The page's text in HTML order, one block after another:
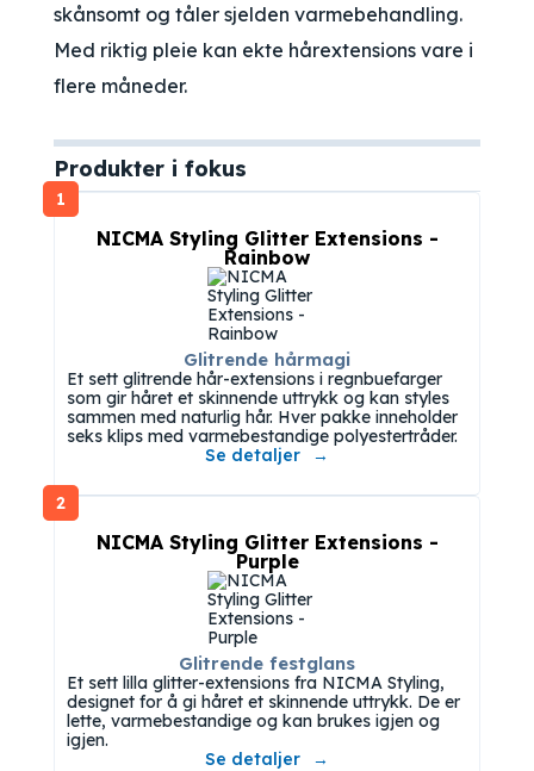
skånsomt og tåler sjelden varmebehandling.
Med riktig pleie kan ekte hårextensions vare i
flere måneder.
Produkter i fokus
1
Glitrende hårmagi
NICMA Styling Glitter Extensions -
Rainbow
Et sett glitrende hår-extensions i regnbuefarger
som gir håret et skinnende uttrykk og kan styles
sammen med naturlig hår. Hver pakke inneholder
seks klips med varmebestandige polyestertråder.
Se detaljer
2
Glitrende festglans
NICMA Styling Glitter Extensions -
Purple
Et sett lilla glitter-extensions fra NICMA Styling,
designet for å gi håret et skinnende uttrykk. De er
lette, varmebestandige og kan brukes igjen og
igjen.
Se detaljer